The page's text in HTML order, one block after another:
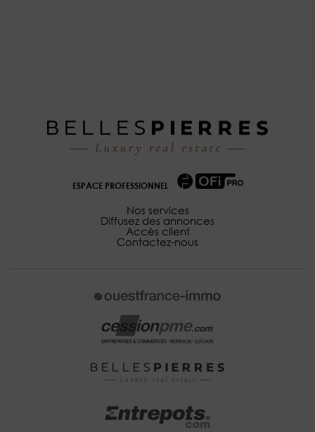
ESPACE PROFESSIONNEL
Nos services
Diffusez des annonces
Accès client
Contactez-nous